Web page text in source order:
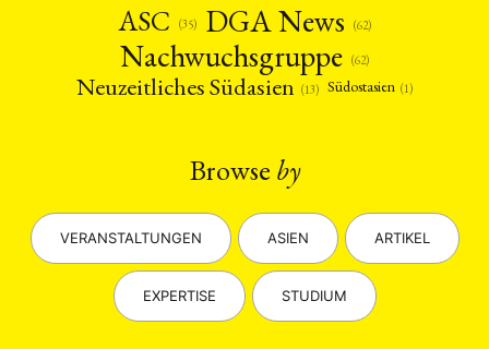
ASC
(35) DGA News (62)
Nachwuchsgruppe (62)
Neuzeitliches Südasien (13) Südostasien (1)
Browse by
VERANSTALTUNGEN ASIEN ARTIKEL
EXPERTISE STUDIUM